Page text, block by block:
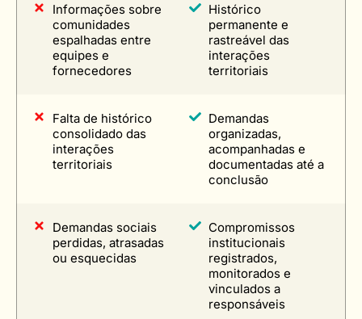
Informações sobre
comunidades
espalhadas entre
equipes e
fornecedores
Histórico
permanente e
rastreável das
interações
territoriais
Falta de histórico
consolidado das
interações
territoriais
Demandas
organizadas,
acompanhadas e
documentadas até a
conclusão
Demandas sociais
perdidas, atrasadas
ou esquecidas
Compromissos
institucionais
registrados,
monitorados e
vinculados a
responsáveis